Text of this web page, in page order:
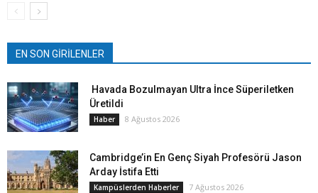
EN SON GİRİLENLER
Havada Bozulmayan Ultra İnce Süperiletken
Üretildi
Haber 8 Ağustos 2026
Cambridge’in En Genç Siyah Profesörü Jason
Arday İstifa Etti
Kampüslerden Haberler 7 Ağustos 2026